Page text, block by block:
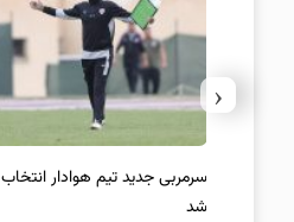
سرمربی جدید تیم هوادار انتخاب
شد
‹